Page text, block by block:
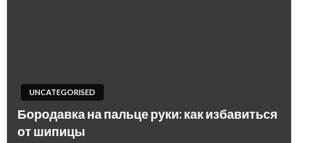
UNCATEGORISED
Бородавка на пальце руки: как избавиться
от шипицы